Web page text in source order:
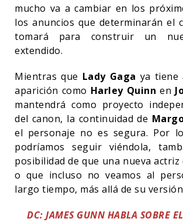
mucho va a cambiar en los
los anuncios que determinarán el
tomará para construir un
extendido.
Mientras que Lady Gaga ya tiene
aparición como Harley Quinn en
mantendrá como proyecto
del canon, la continuidad de
el personaje no es segura. Por
podríamos seguir viéndola,
posibilidad de que una nueva
o que incluso no veamos al
largo tiempo, más allá de su
DC: JAMES GUNN HABLA SOBRE